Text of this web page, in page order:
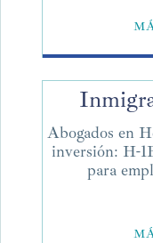
Abogados en
inversión: H-
para